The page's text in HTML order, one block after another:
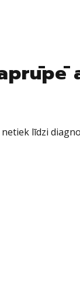
līdzi